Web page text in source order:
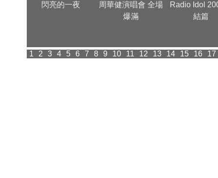
閃亮的一夜
周華健演唱會 全場
爆滿
Radio Idol
結篇
1 2 3 4 5 6 7 8 9 10 11 12 13 14 15 16 17